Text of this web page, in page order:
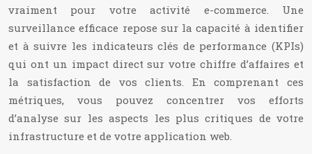
vraiment pour votre activité e-commerce. Une
surveillance efficace repose sur la capacité à identifier
et à suivre les indicateurs clés de performance (KPIs)
qui ont un impact direct sur votre chiffre d’affaires et
la satisfaction de vos clients. En comprenant ces
métriques, vous pouvez concentrer vos efforts
d’analyse sur les aspects les plus critiques de votre
infrastructure et de votre application web.